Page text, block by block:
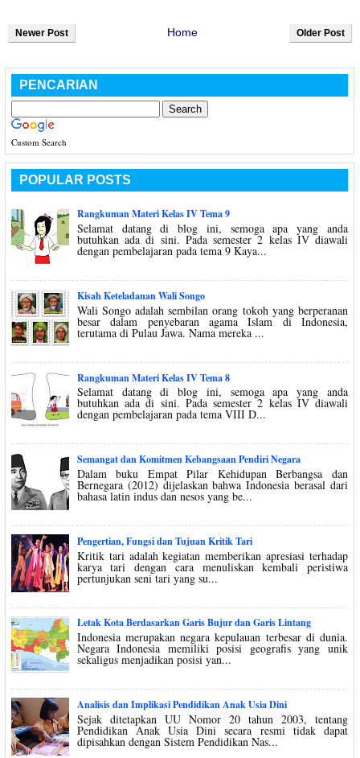
Newer Post Older Post
Home
PENCARIAN
Custom Search
POPULAR POSTS
Rangkuman Materi Kelas IV Tema 9
Selamat datang di blog ini, semoga apa yang anda
butuhkan ada di sini. Pada semester 2 kelas IV diawali
dengan pembelajaran pada tema 9 Kaya...
Kisah Keteladanan Wali Songo
Wali Songo adalah sembilan orang tokoh yang berperanan
besar dalam penyebaran agama Islam di Indonesia,
terutama di Pulau Jawa. Nama mereka ...
Rangkuman Materi Kelas IV Tema 8
Selamat datang di blog ini, semoga apa yang anda
butuhkan ada di sini. Pada semester 2 kelas IV diawali
dengan pembelajaran pada tema VIII D...
Semangat dan Komitmen Kebangsaan Pendiri Negara
Dalam buku Empat Pilar Kehidupan Berbangsa dan
Bernegara (2012) dijelaskan bahwa Indonesia berasal dari
bahasa latin indus dan nesos yang be...
Pengertian, Fungsi dan Tujuan Kritik Tari
Kritik tari adalah kegiatan memberikan apresiasi terhadap
karya tari dengan cara menuliskan kembali peristiwa
pertunjukan seni tari yang su...
Letak Kota Berdasarkan Garis Bujur dan Garis Lintang
Indonesia merupakan negara kepulauan terbesar di dunia.
Negara Indonesia memiliki posisi geografis yang unik
sekaligus menjadikan posisi yan...
Analisis dan Implikasi Pendidikan Anak Usia Dini
Sejak ditetapkan UU Nomor 20 tahun 2003, tentang
Pendidikan Anak Usia Dini secara resmi tidak dapat
dipisahkan dengan Sistem Pendidikan Nas...